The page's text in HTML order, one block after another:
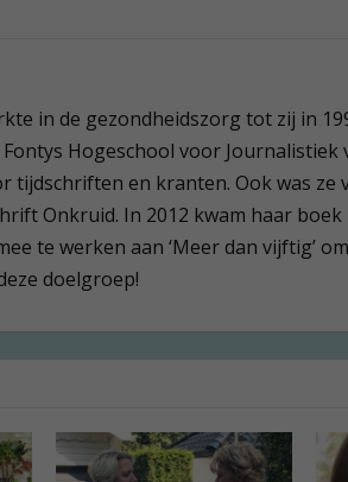
in de gezondheidszorg tot zij in
Hogeschool voor Journalistiek
tijdschriften en kranten. Ook was ze
Onkruid. In 2012 kwam haar boek
te werken aan ‘Meer dan vijftig’
doelgroep!